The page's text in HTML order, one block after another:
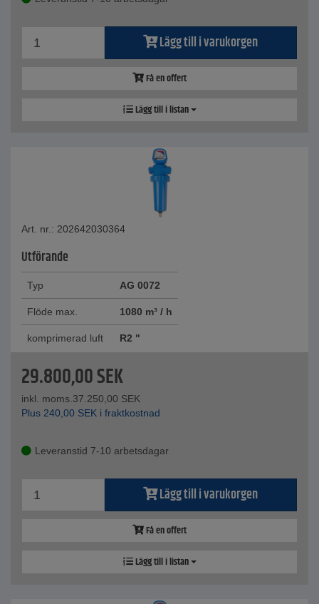
Lägg till i varukorgen
Få en offert
Lägg till i listan
Art. nr.: 202642030364
Utförande
Typ AG 0072
Flöde max. 1080 m³ / h
komprimerad luft R2 "
29.800,00SEK
inkl. moms.37.250,00 SEK
Plus 240,00 SEK i fraktkostnad
Leveranstid 7-10 arbetsdagar
Lägg till i varukorgen
Få en offert
Lägg till i listan